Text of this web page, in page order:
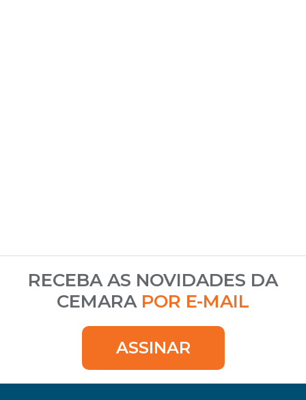
RECEBA AS NOVIDADES DA
CEMARA POR E-MAIL
ASSINAR